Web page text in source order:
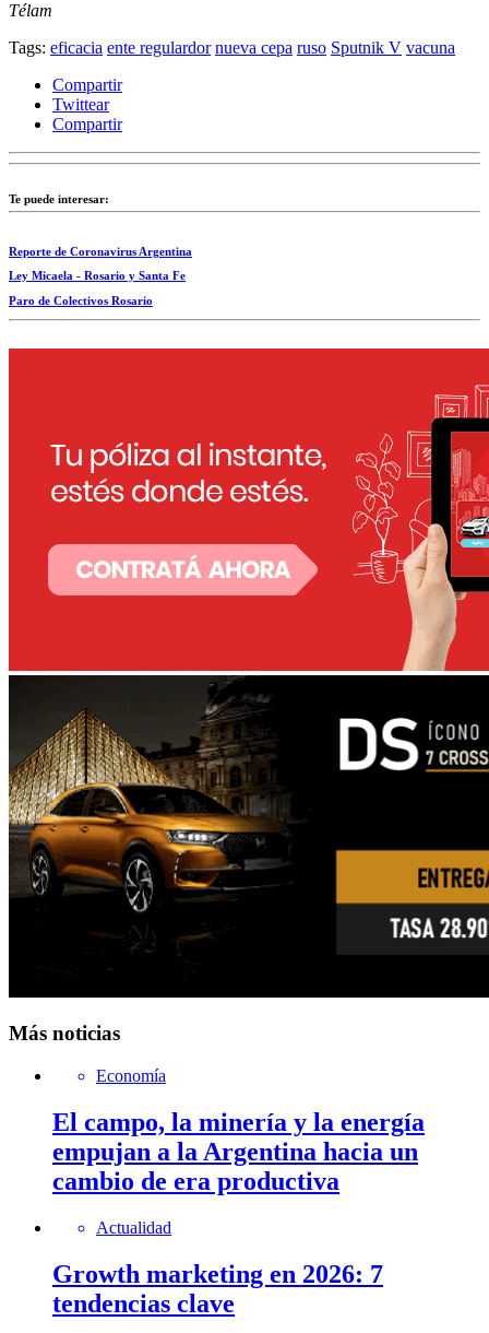
Télam
Tags: eficacia ente regulardor nueva cepa ruso Sputnik V vacuna
Compartir
Twittear
Compartir
Te puede interesar:
Reporte de Coronavirus Argentina
Ley Micaela - Rosario y Santa Fe
Paro de Colectivos Rosario
Más noticias
Economía
El campo, la minería y la energía
empujan a la Argentina hacia un
cambio de era productiva
Actualidad
Growth marketing en 2026: 7
tendencias clave